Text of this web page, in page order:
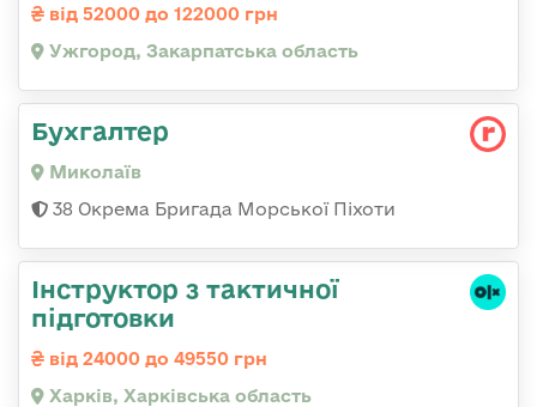
від 52000 до 122000 грн
Ужгород, Закарпатська область
Бухгалтер
Миколаїв
38 Окрема Бригада Морської Піхоти
Інструктор з тактичної
підготовки
від 24000 до 49550 грн
Харків, Харківська область